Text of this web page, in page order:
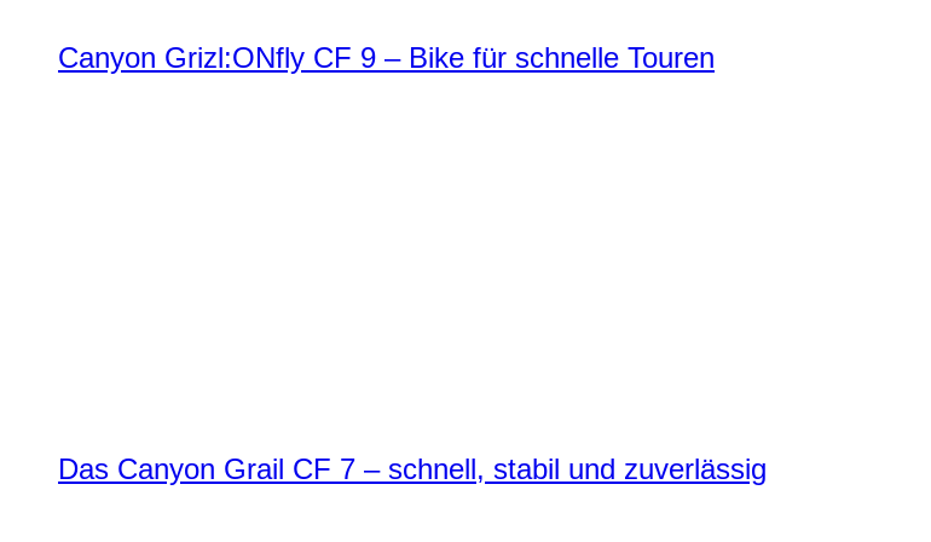
Canyon Grizl:ONfly CF 9 – Bike für schnelle Touren
Das Canyon Grail CF 7 – schnell, stabil und zuverlässig